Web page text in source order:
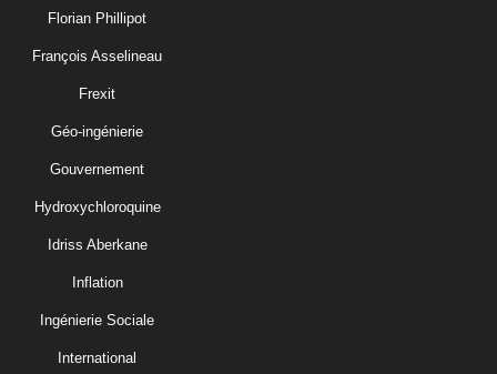
Florian Phillipot
François Asselineau
Frexit
Géo-ingénierie
Gouvernement
Hydroxychloroquine
Idriss Aberkane
Inflation
Ingénierie Sociale
International